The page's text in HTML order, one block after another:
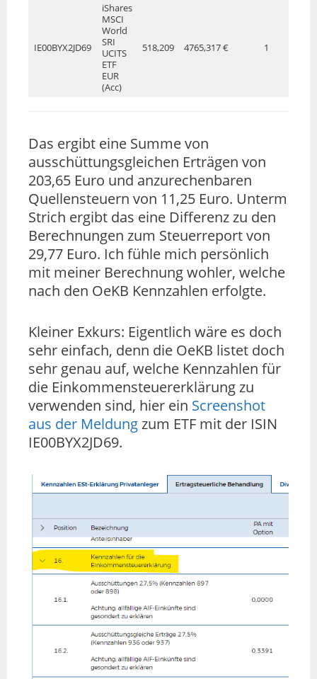
IE00BYX2JD69
iShares
MSCI
World
SRI
UCITS
ETF
EUR
(Acc)
518,209 4765,317 € 1
Das ergibt eine Summe von
ausschüttungsgleichen Erträgen von
203,65 Euro und anzurechenbaren
Quellensteuern von 11,25 Euro. Unterm
Strich ergibt das eine Differenz zu den
Berechnungen zum Steuerreport von
29,77 Euro. Ich fühle mich persönlich
mit meiner Berechnung wohler, welche
nach den OeKB Kennzahlen erfolgte.
Kleiner Exkurs: Eigentlich wäre es doch
sehr einfach, denn die OeKB listet doch
sehr genau auf, welche Kennzahlen für
die Einkommensteuererklärung zu
verwenden sind, hier ein Screenshot
aus der Meldungzum ETF mit der ISIN
IE00BYX2JD69.